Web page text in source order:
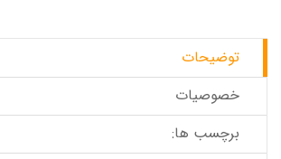
توضیحات
خصوصیات
برچسب ها: